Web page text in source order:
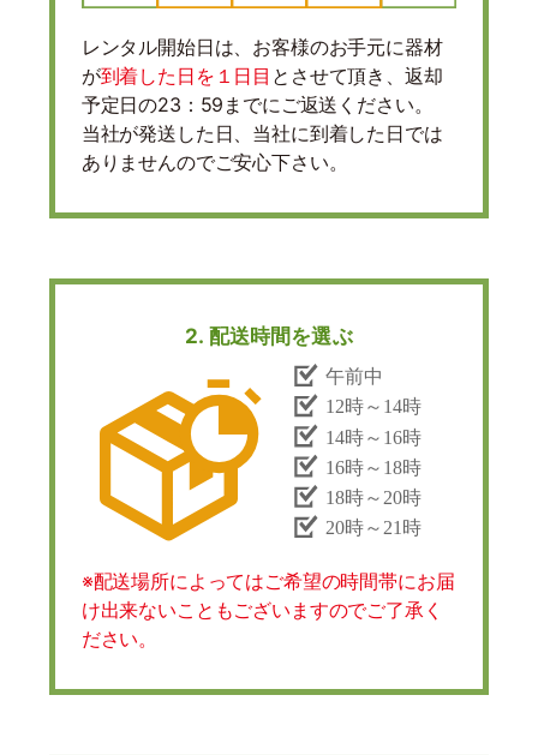
レンタル開始日は、お客様のお手元に器材
が到着した日を１日目 とさせて頂き、返却
予定日の23：59までにご返送ください。
当社が発送した日、当社に到着した日では
ありませんのでご安心下さい。
2. 配送時間を選ぶ
※配送場所によってはご希望の時間帯にお届
け出来ないこともございますのでご了承く
ださい。